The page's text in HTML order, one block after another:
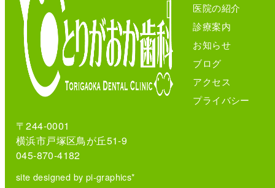
〒244-0001
横浜市戸塚区鳥が丘51-9
045-870-4182
site designed by pi-graphics*
医院の紹介
診療案内
お知らせ
ブログ
アクセス
プライバシー